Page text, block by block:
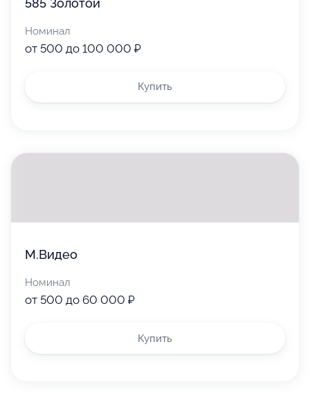
585 Золотой
Номинал
от 500 до 100 000 ₽
Купить
М.Видео
Номинал
от 500 до 60 000 ₽
Купить